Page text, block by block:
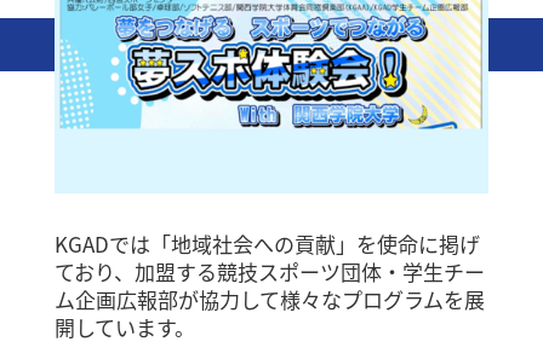
KGADでは「地域社会への貢献」を使命に掲げ
ており、加盟する競技スポーツ団体・学生チー
ム企画広報部が協力して様々なプログラムを展
開しています。